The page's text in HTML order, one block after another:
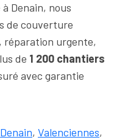
à Denain, nous
de couverture
urgente,
de 1 200 chantiers
avec garantie
Denain, Valenciennes,